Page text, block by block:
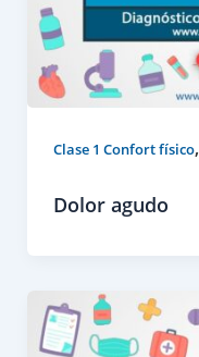
Clase 1 Confort físico,
Dolor agudo